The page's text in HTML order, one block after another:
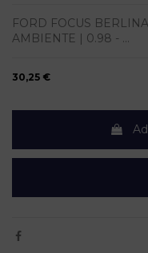
FORD FOCUS
AMBIENTE | 0.98 - ...
30,25 €